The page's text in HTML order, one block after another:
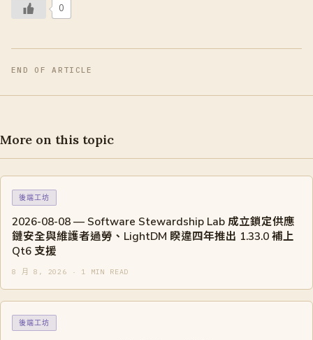
0
END OF ARTICLE
More on this topic
後端工坊
2026-08-08 — Software Stewardship Lab 成立鎖定供應
鏈安全與維護者過勞、LightDM 睽違四年推出 1.33.0 補上
Qt6 支援
8 月 8, 2026 · 1 MIN READ
後端工坊